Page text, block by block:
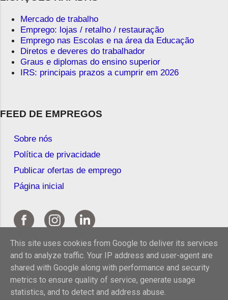
Mercado de trabalho
Emprego: lojas / retalho / restauração
Emprego nas Escolas e na área da Educação
Diretos e deveres do trabalhador
Graus e diplomas do ensino superior
IRS: principais prazos a cumprir em 2026
FEED DE EMPREGOS
Sobre nós
Política de privacidade
Publicar ofertas de emprego
Página inicial
This site uses cookies from Google to deliver its services
and to analyze traffic. Your IP address and user-agent are
shared with Google along with performance and security
metrics to ensure quality of service, generate usage
statistics, and to detect and address abuse.